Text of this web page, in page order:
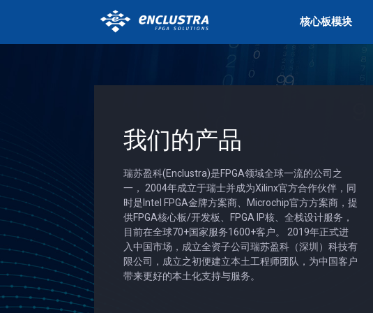
核心板模块
我们的产品
瑞苏盈科(Enclustra)是FPGA领域全球一流的公司之
一， 2004年成立于瑞士并成为Xilinx官方合作伙伴，同
时是Intel FPGA金牌方案商、Microchip官方方案商，提
供FPGA核心板/开发板、FPGA IP核、全栈设计服务，
目前在全球70+国家服务1600+客户。 2019年正式进
入中国市场，成立全资子公司瑞苏盈科（深圳）科技有
限公司，成立之初便建立本土工程师团队，为中国客户
带来更好的本土化支持与服务。